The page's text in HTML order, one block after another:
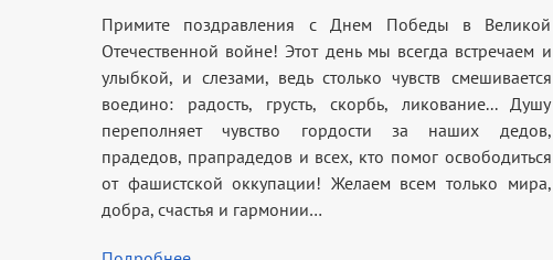
Примите поздравления с Днем Победы в Великой
Отечественной войне! Этот день мы всегда встречаем и
улыбкой, и слезами, ведь столько чувств смешивается
воедино: радость, грусть, скорбь, ликование... Душу
переполняет чувство гордости за наших дедов,
прадедов, прапрадедов и всех, кто помог освободиться
от фашистской оккупации! Желаем всем только мира,
добра, счастья и гармонии…